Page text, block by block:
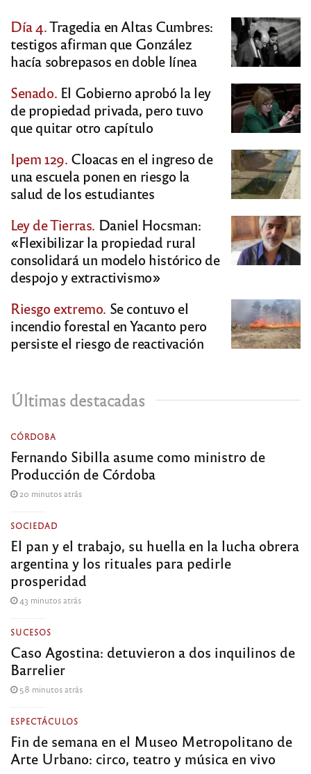
Día 4.Tragedia en Altas Cumbres:
testigos afirman que González
hacía sobrepasos en doble línea
Senado. El Gobierno aprobó la ley
de propiedad privada, pero tuvo
que quitar otro capítulo
Ipem 129. Cloacas en el ingreso de
una escuela ponen en riesgo la
salud de los estudiantes
Ley de Tierras. Daniel Hocsman:
«Flexibilizar la propiedad rural
consolidará un modelo histórico de
despojo y extractivismo»
Riesgo extremo. Se contuvo el
incendio forestal en Yacanto pero
persiste el riesgo de reactivación
Últimas destacadas
CÓRDOBA
Fernando Sibilla asume como ministro de
Producción de Córdoba
20 minutos atrás
SOCIEDAD
El pan y el trabajo, su huella en la lucha obrera
argentina y los rituales para pedirle
prosperidad
43 minutos atrás
SUCESOS
Caso Agostina: detuvieron a dos inquilinos de
Barrelier
58 minutos atrás
ESPECTÁCULOS
Fin de semana en el Museo Metropolitano de
Arte Urbano: circo, teatro y música en vivo